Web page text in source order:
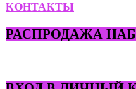
КОНТАКТЫ
РАСПРОДАЖА